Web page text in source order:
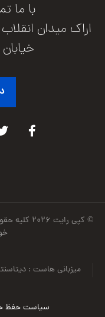
با ما
© کپی
میزبانی هاست :
سیاست حفظ